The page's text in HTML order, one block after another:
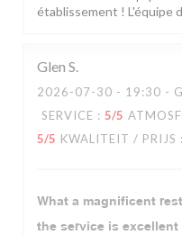
établissement ! L'équipe
Glen S
2026-07-30 - 19:30 -
SERVICE : 5/5
5/5 KWALITEIT / PRIJS :
What a magnificent
the service is